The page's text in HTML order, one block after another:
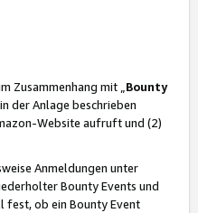
Zusammenhang mit „ Bounty
der Anlage beschrieben
Website aufruft und (2)
Anmeldungen unter
Bounty Events und
fest, ob ein Bounty Event